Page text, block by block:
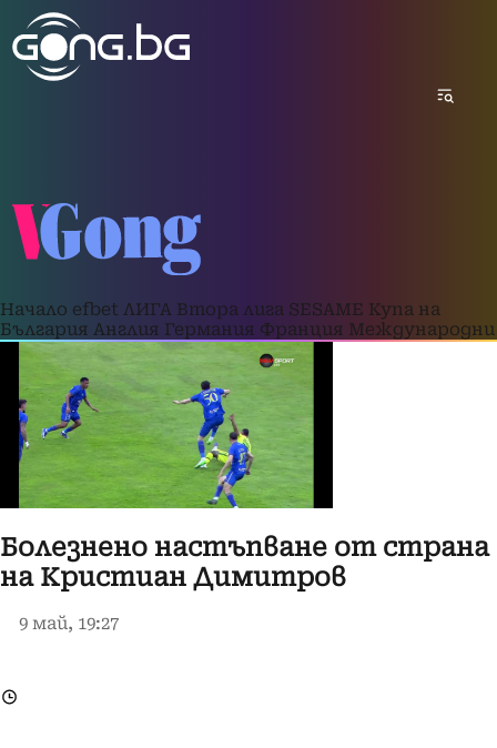
Начало efbet ЛИГА Втора лига SESAME Купа на
България Англия Германия Франция Международни
Болезнено настъпване от страна
на Кристиан Димитров
9 май, 19:27